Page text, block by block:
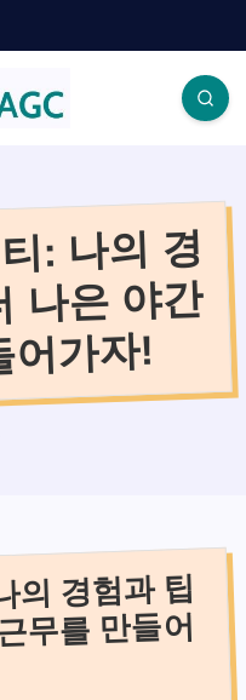
: 나의 경
나은 야간
어가자!
의 경험과 팁
무를 만들어